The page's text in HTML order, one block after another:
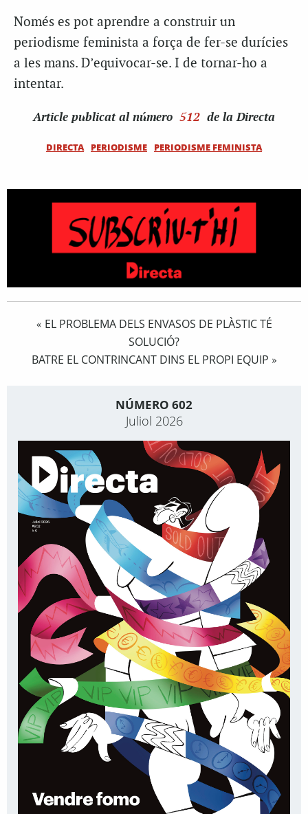
Només es pot aprendre a construir un
periodisme feminista a força de fer-se durícies
a les mans. D’equivocar-se. I de tornar-ho a
intentar.
Article publicat al número 512 de la Directa
DIRECTA PERIODISME PERIODISME FEMINISTA
« EL PROBLEMA DELS ENVASOS DE PLÀSTIC TÉ
SOLUCIÓ?
BATRE EL CONTRINCANT DINS EL PROPI EQUIP »
NÚMERO 602
Juliol 2026